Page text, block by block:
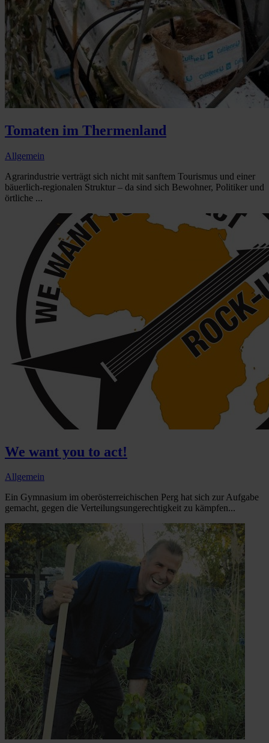
Tomaten im Thermenland
Allgemein
Agrarindustrie verträgt sich nicht mit sanftem Tourismus und einer
bäuerlich-regionalen Struktur – da sind sich Bewohner, Politiker und
örtliche ...
We want you to act!
Allgemein
Ein Gymnasium im oberösterreichischen Perg hat sich zur Aufgabe
gemacht, gegen die Verteilungsungerechtigkeit zu kämpfen...